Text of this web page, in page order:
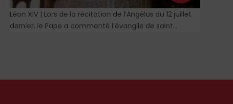
Léon XIV | Lors de la récitation de l’Angélus du 12 juillet
dernier, le Pape a commenté l’évangile de saint